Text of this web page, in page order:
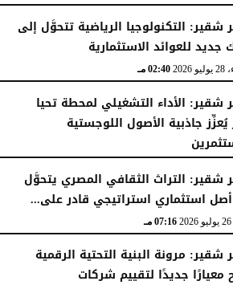
شقير: التكنولوجيا الرياضية تتحوَّل إلى
جديد للعوائد الاستثمارية
02:40 مـ
شقير: الأداء التشغيلي لمحطة تحيا
جاذبية الأصول اللوجستية
شقير: التراث الثقافي المصري يتحوَّل
استثماري استراتيجي قادر على...
07:16 مـ
شقير: مرونة البنية التحتية الرقمية
معيارًا جديدًا لتقييم شركات